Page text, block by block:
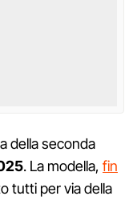
della seconda
. La modella, fin
tutti per via della